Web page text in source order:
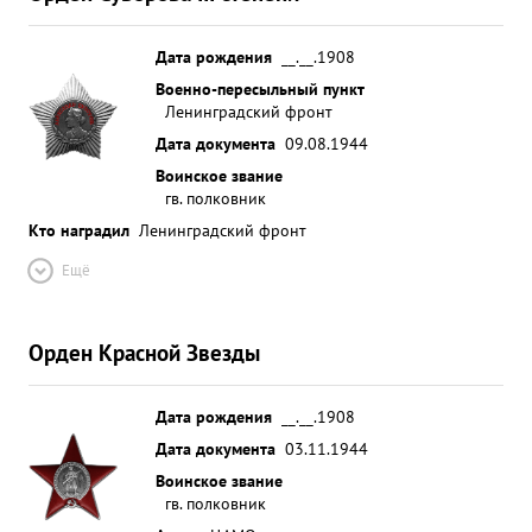
полка - гвардии-подполковпоколчительно то
Правитель СТР енной на граде в ...»
Дата рождения
__.__.1908
Военно-пересыльный пункт
Ленинградский фронт
Дата документа 09.08.1944
Воинское звание
гв. полковник
Кто наградил Ленинградский фронт
Ещё
Орден Красной Звезды
Дата рождения
__.__.1908
Дата документа 03.11.1944
Воинское звание
гв. полковник